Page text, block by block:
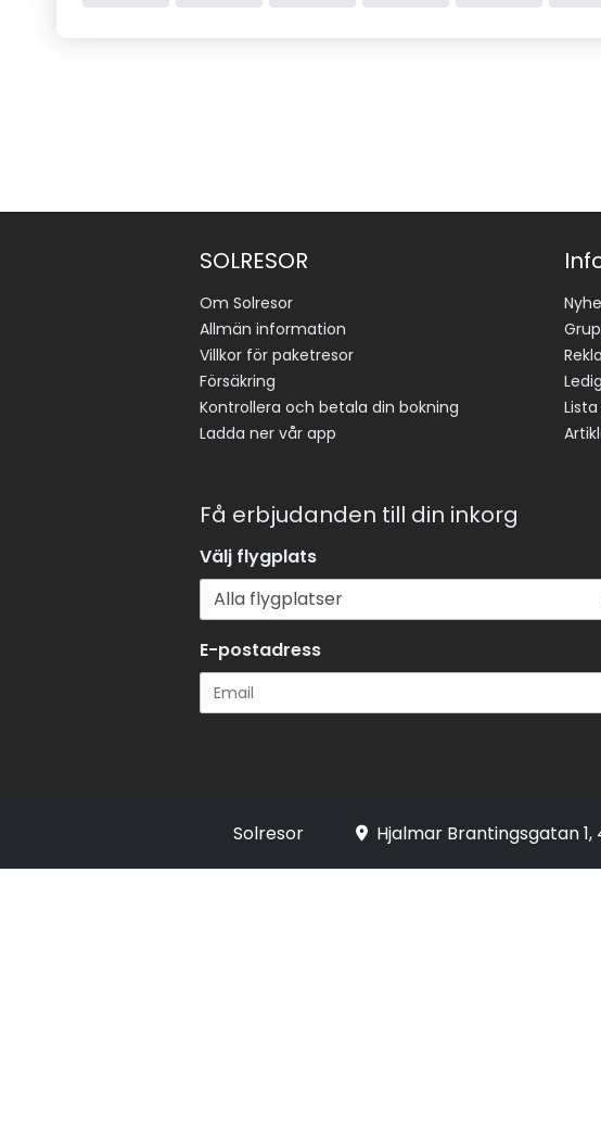
SOLRESOR
Om Solresor
Allmän information
Villkor för paketresor
Försäkring
Kontrollera och betala din bokning
Ladda ner vår app
Få erbjudanden till din inkorg
Välj flygplats
E-postadress
Solresor Hjalmar Brantingsgatan